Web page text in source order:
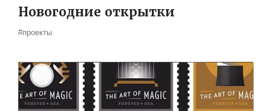
Новогодние открытки
#проекты